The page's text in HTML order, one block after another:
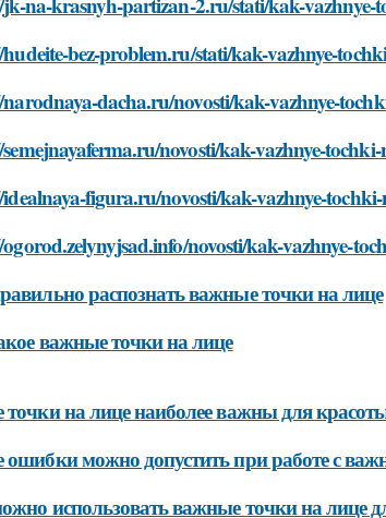
bez-problem.ru/stati/kak-vazhnye-
dacha.ru/novosti/kak-vazhnye-
novosti/kak-vazhnye-
figura.ru/novosti/kak-vazhnye-
novosti/kak-vazhnye-
распознать важные точки на лице
важные точки на лице
точки на лице наиболее важны для
ошибки можно допустить при работе с
использовать важные точки на лице